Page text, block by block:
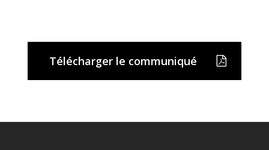
Télécharger le communiqué